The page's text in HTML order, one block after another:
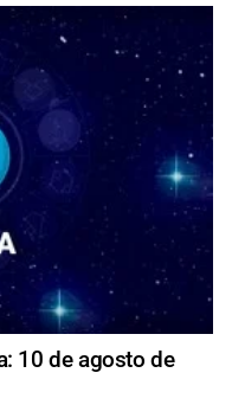
10 de agosto de